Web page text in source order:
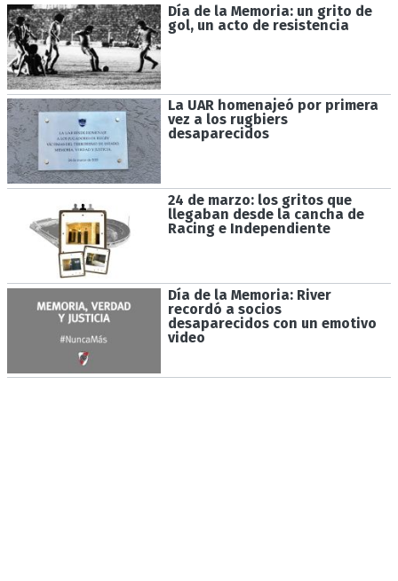
Día de la Memoria: un grito de
gol, un acto de resistencia
La UAR homenajeó por primera
vez a los rugbiers
desaparecidos
24 de marzo: los gritos que
llegaban desde la cancha de
Racing e Independiente
Día de la Memoria: River
recordó a socios
desaparecidos con un emotivo
video